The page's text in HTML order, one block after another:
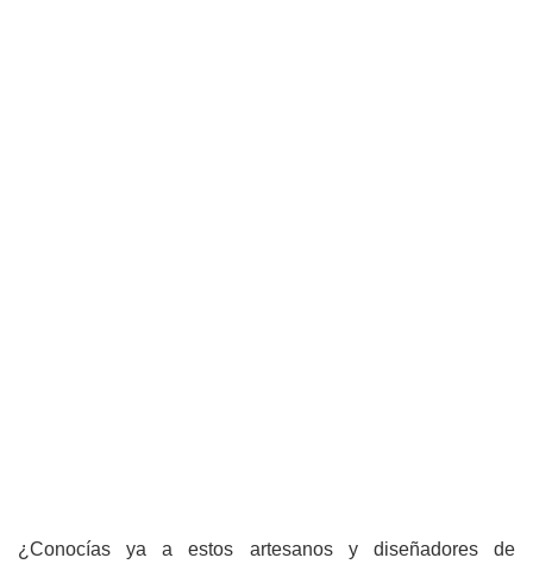
¿Conocías ya a estos artesanos y diseñadores de